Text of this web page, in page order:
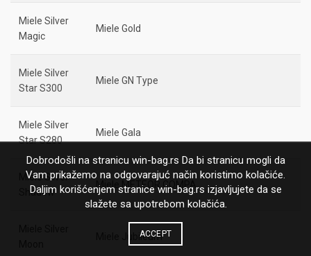
Miele Silver
Magic
Miele Gold
Miele Silver
Star S300
Miele GN Type
Miele Silver
Star S280
Miele Gala
Miele Silver
Shadow
Miele METEOR COMPA
Miele Jubileum
Dobrodošli na stranicu win-bag.rs Da bi stranicu mogli da
Vam prikažemo na odgovarajuć način koristimo kolačiće.
Daljim korišćenjem stranice win-bag.rs izjavljujete da se
slažete sa upotrebom kolačića.
ACCEPT